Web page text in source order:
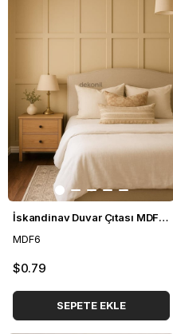
İskandinav Duvar Çıtası MDF 6*100 cm
MDF6
$0.79
SEPETE EKLE